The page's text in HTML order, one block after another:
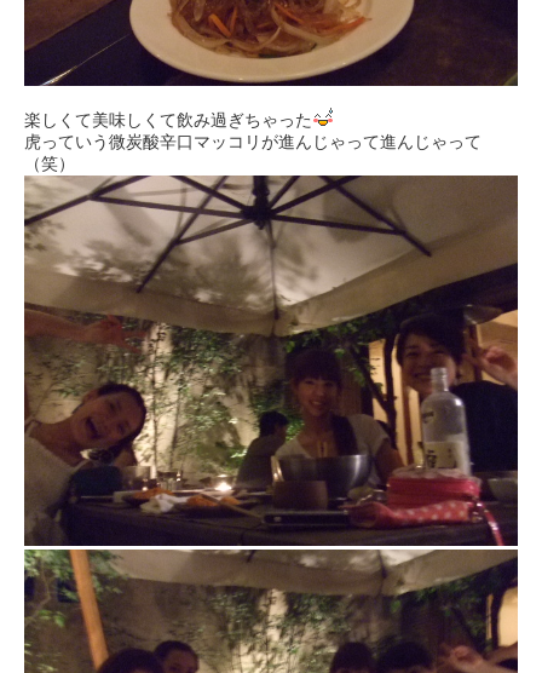
楽しくて美味しくて飲み過ぎちゃった
虎っていう微炭酸辛口マッコリが進んじゃって進んじゃって
（笑）